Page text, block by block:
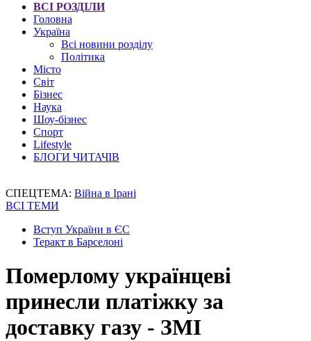
ВСІ РОЗДІЛИ
Головна
Україна
Всі новини розділу
Політика
Місто
Світ
Бізнес
Наука
Шоу-бізнес
Спорт
Lifestyle
БЛОГИ ЧИТАЧІВ
СПЕЦТЕМА: Війна в Ірані
ВСІ ТЕМИ
Вступ України в ЄС
Теракт в Барселоні
Померлому українцеві
принесли платіжку за
доставку газу - ЗМІ